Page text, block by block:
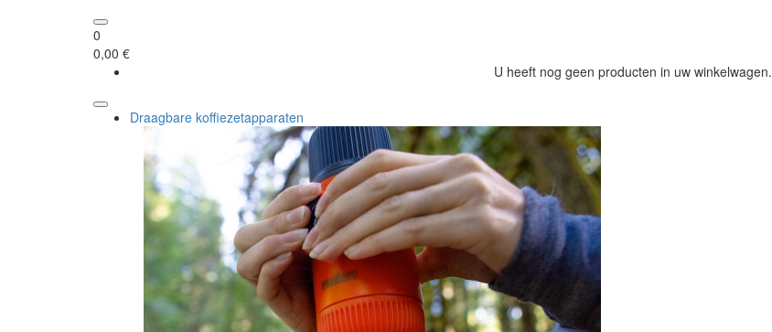
0
0,00 €
U heeft nog geen producten in uw winkelwagen.
Draagbare koffiezetapparaten